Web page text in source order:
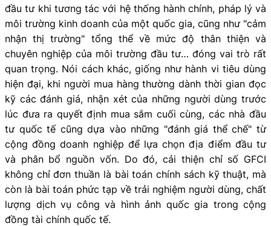
đầu tư khi tương tác với hệ thống hành chính, pháp lý và
môi trường kinh doanh của một quốc gia, cũng như "cảm
nhận thị trường" tổng thể về mức độ thân thiện và
chuyên nghiệp của môi trường đầu tư… đóng vai trò rất
quan trọng. Nói cách khác, giống như hành vi tiêu dùng
hiện đại, khi người mua hàng thường dành thời gian đọc
kỹ các đánh giá, nhận xét của những người dùng trước
lúc đưa ra quyết định mua sắm cuối cùng, các nhà đầu
tư quốc tế cũng dựa vào những "đánh giá thể chế" từ
cộng đồng doanh nghiệp để lựa chọn địa điểm đầu tư
và phân bổ nguồn vốn. Do đó, cải thiện chỉ số GFCI
không chỉ đơn thuần là bài toán chính sách kỹ thuật, mà
còn là bài toán phức tạp về trải nghiệm người dùng, chất
lượng dịch vụ công và hình ảnh quốc gia trong cộng
đồng tài chính quốc tế.